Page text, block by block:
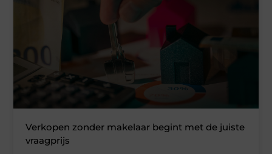
Verkopen zonder makelaar begint met de juiste
vraagprijs